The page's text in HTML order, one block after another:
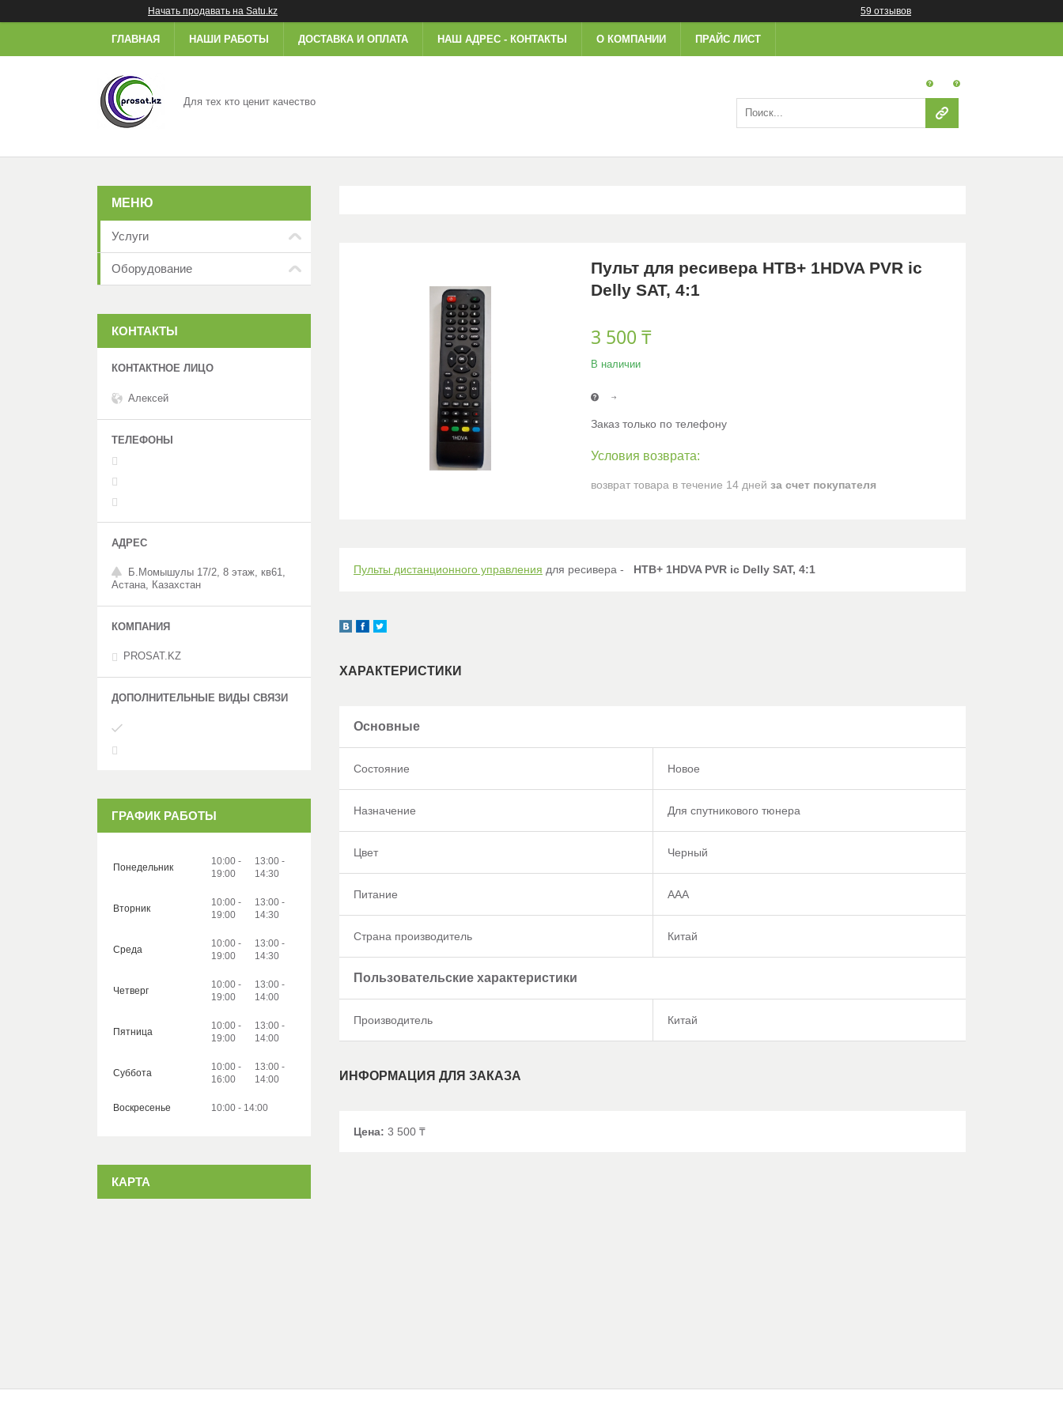
Начать продавать на Satu.kz 59 отзывов
ГЛАВНАЯ НАШИ РАБОТЫ ДОСТАВКА И ОПЛАТА НАШ АДРЕС - КОНТАКТЫ О КОМПАНИИ ПРАЙС ЛИСТ
Для тех кто ценит качество
Пульт для ресивера НТВ+ 1HDVA PVR ic
Delly SAT, 4:1
3 500 ₸
В наличии
Заказ только по телефону
возврат товара в течение 14 дней за счет покупателя
Пульты дистанционного управления для ресивера - НТВ+ 1HDVA PVR ic Delly SAT, 4:1
ХАРАКТЕРИСТИКИ
Основные
Состояние Новое
Назначение Для спутникового тюнера
Цвет Черный
Питание AAA
Страна производитель Китай
Пользовательские характеристики
Производитель Китай
ИНФОРМАЦИЯ ДЛЯ ЗАКАЗА
Цена: 3 500 ₸
Услуги
Оборудование
КОНТАКТЫ
Алексей
Б.Момышулы 17/2, 8 этаж, кв61,
Астана, Казахстан
PROSAT.KZ
ГРАФИК РАБОТЫ
Понедельник
10:00
19:00
13:00
14:30
Вторник
10:00
19:00
13:00
14:30
Среда
10:00
19:00
13:00
14:30
Четверг
10:00
19:00
13:00
14:00
Пятница
10:00
19:00
13:00
14:00
Суббота
10:00
16:00
13:00
14:00
Воскресенье 10:00 14:00
КАРТА